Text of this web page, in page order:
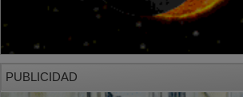
PUBLICIDAD